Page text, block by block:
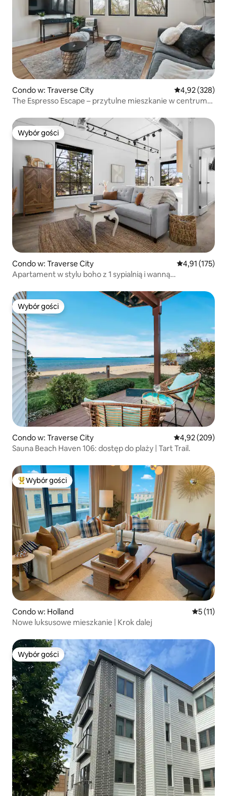
Condo w: Traverse City Średnia
4,92 (328)
The Espresso Escape – przytulne mieszkanie w centrum
Wybór gości
Wybór gości
Condo w: Traverse City Średnia
4,91 (175)
Apartament w stylu boho z 1 sypialnią i wanną
Wybór gości
Wybór gości
Condo w: Traverse City Średnia
4,92 (209)
Sauna Beach Haven 106: dostęp do plaży | Tart Trail.
Najpopularniejsze z kategorii Wybór gości
Wybór gości
Condo w: Holland Średnia
5 (11)
Nowe luksusowe mieszkanie | Krok dalej
Wybór gości
Wybór gości